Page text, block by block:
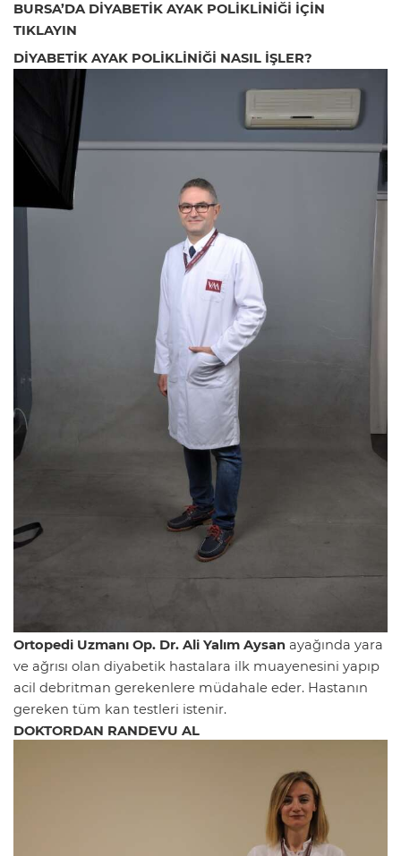
BURSA’DA DİYABETİK AYAK POLİKLİNİĞİ İÇİN
TIKLAYIN
DİYABETİK AYAK POLİKLİNİĞİ NASIL İŞLER?
Ortopedi Uzmanı Op. Dr. Ali Yalım Aysan ayağında yara
ve ağrısı olan diyabetik hastalara ilk muayenesini yapıp
acil debritman gerekenlere müdahale eder. Hastanın
gereken tüm kan testleri istenir.
DOKTORDAN RANDEVU AL